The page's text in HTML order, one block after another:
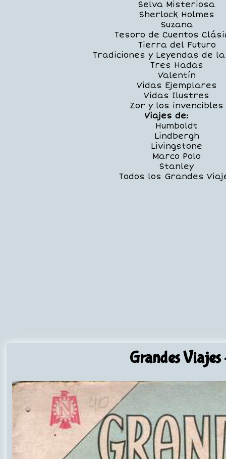
Selva Misteriosa
Sherlock Holmes
Suzana
Tesoro de Cuentos
Tierra del Futuro
Tradiciones y Leyendas de
Tres Hadas
Valentín
Vidas Ejemplares
Vidas Ilustres
Zor y los invencibles
Viajes de:
Humboldt
Lindbergh
Livingstone
Marco Polo
Stanley
Todos los Grandes
Grandes Viajes